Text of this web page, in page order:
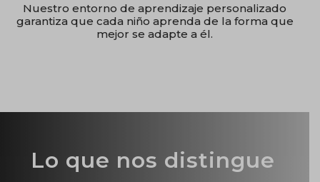
Nuestro entorno de aprendizaje personalizado
garantiza que cada niño aprenda de la forma que
mejor se adapte a él.
Lo que nos distingue